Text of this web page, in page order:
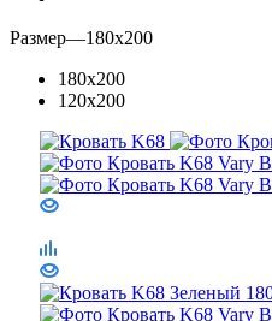
Размер—180x200
180x200
120x200